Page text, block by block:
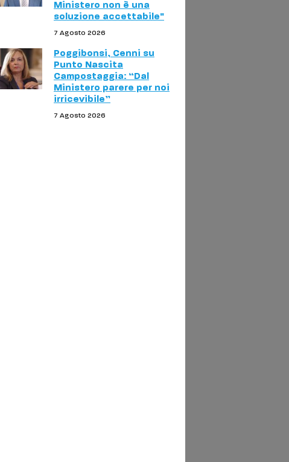
Ministero non è una
soluzione accettabile"
7 Agosto 2026
Poggibonsi, Cenni su
Punto Nascita
Campostaggia: “Dal
Ministero parere per noi
irricevibile”
7 Agosto 2026